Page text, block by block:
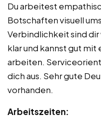
Du arbeitest
Botschaften visuell
Verbindlichkeit sind
klar und kannst gut mit
arbeiten.
dich aus. Sehr gute
vorhanden.
Arbeitszeiten: